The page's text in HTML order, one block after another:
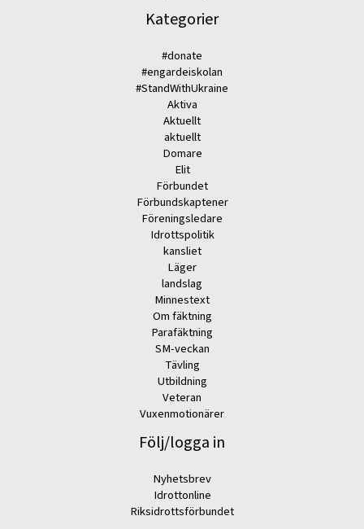
Kategorier
#donate
#engardeiskolan
#StandWithUkraine
Aktiva
Aktuellt
aktuellt
Domare
Elit
Förbundet
Förbundskaptener
Föreningsledare
Idrottspolitik
kansliet
Läger
landslag
Minnestext
Om fäktning
Parafäktning
SM-veckan
Tävling
Utbildning
Veteran
Vuxenmotionärer
Följ/logga in
Nyhetsbrev
Idrottonline
Riksidrottsförbundet